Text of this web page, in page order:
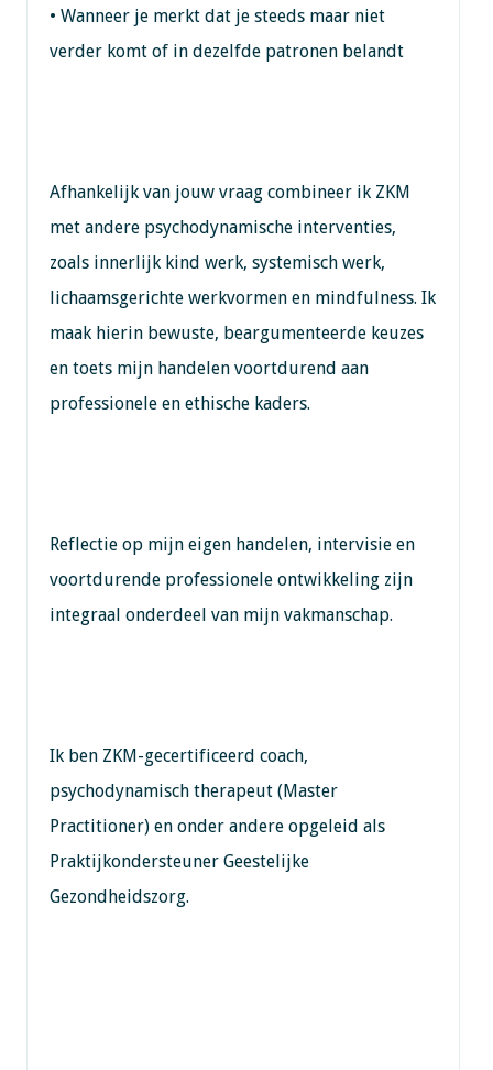
• Wanneer je merkt dat je steeds maar niet
verder komt of in dezelfde patronen belandt
Afhankelijk van jouw vraag combineer ik ZKM
met andere psychodynamische interventies,
zoals innerlijk kind werk, systemisch werk,
lichaamsgerichte werkvormen en mindfulness. Ik
maak hierin bewuste, beargumenteerde keuzes
en toets mijn handelen voortdurend aan
professionele en ethische kaders.
Reflectie op mijn eigen handelen, intervisie en
voortdurende professionele ontwikkeling zijn
integraal onderdeel van mijn vakmanschap.
Ik ben ZKM-gecertificeerd coach,
psychodynamisch therapeut (Master
Practitioner) en onder andere opgeleid als
Praktijkondersteuner Geestelijke
Gezondheidszorg.